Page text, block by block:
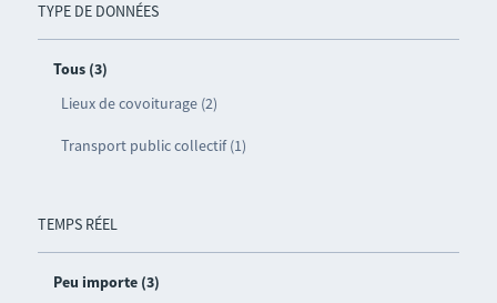
TYPE DE DONNÉES
Tous (3)
Lieux de covoiturage (2)
Transport public collectif (1)
TEMPS RÉEL
Peu importe (3)